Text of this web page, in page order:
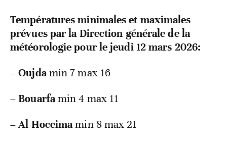
Températures minimales et maximales
prévues par la Direction générale de la
météorologie pour le jeudi 12 mars 2026:
–Oujdamin 7 max 16
–Bouarfamin 4 max 11
–Al Hoceimamin 8 max 21